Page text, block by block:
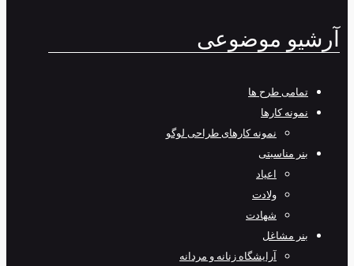
آرشیو موضوعی
تمامی طرح‌ ها
نمونه کارها
نمونه کارهای طراحی لوگو
بنر مناسبتی
اعیاد
ولادت
شهادت
بنر مشاغل
آرایشگاه زنانه و مردانه